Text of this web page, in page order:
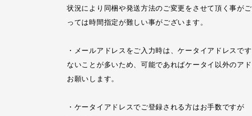
状況により同梱や発送方法のご変更をさせて頂く事が
っては時間指定が難しい事がございます。
・メールアドレスをご入力時は、ケータイアドレスで
ないことが多いため、可能であればケータイ以外のア
お願いします。
・ケータイアドレスでご登録される方はお手数ですが